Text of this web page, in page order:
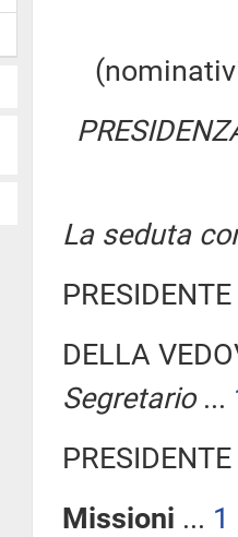
La seduta
DELLA
Segretario...
Missioni ... 1